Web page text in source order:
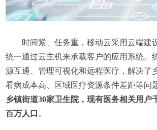
时间紧、任务重，移动云采用云端建
统一通过云主机来承载客户的应用系统。
源互通、管理可视化和远程医疗，解决了
看病成本高、区域医疗资源条件差距等问
乡镇街道30家卫生院，现有医务相关用户
百万人口 。